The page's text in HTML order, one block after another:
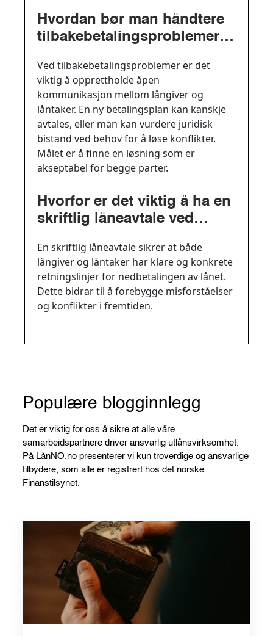
Hvordan bør man håndtere
tilbakebetalingsproblemer
Ved tilbakebetalingsproblemer er det
viktig å opprettholde åpen
kommunikasjon mellom långiver og
låntaker. En ny betalingsplan kan kanskje
avtales, eller man kan vurdere juridisk
bistand ved behov for å løse konflikter.
Målet er å finne en løsning som er
akseptabel for begge parter.
Hvorfor er det viktig å ha en
skriftlig låneavtale ved
lån?
En skriftlig låneavtale sikrer at både
långiver og låntaker har klare og konkrete
retningslinjer for nedbetalingen av lånet.
Dette bidrar til å forebygge misforståelser
og konflikter i fremtiden.
Populære blogginnlegg
Det er viktig for oss å sikre at alle våre
samarbeidspartnere driver ansvarlig utlånsvirksomhet.
På LånNO.no presenterer vi kun troverdige og ansvarlige
tilbydere, som alle er registrert hos det norske
Finanstilsynet.